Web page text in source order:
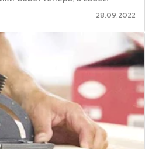
компактный ...
28.09.2022